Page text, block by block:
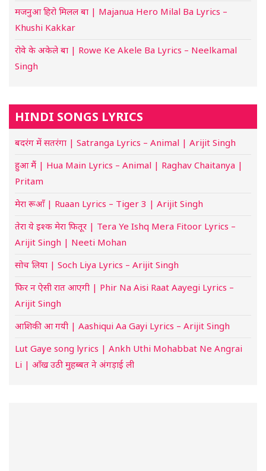
मजनुआ हिरो मिलल बा | Majanua Hero Milal Ba Lyrics –
Khushi Kakkar
रोवे के अकेले बा | Rowe Ke Akele Ba Lyrics – Neelkamal
Singh
HINDI SONGS LYRICS
बदरंग में सतरंगा | Satranga Lyrics – Animal | Arijit Singh
हुआ मैं | Hua Main Lyrics – Animal | Raghav Chaitanya |
Pritam
मेरा रूआँ | Ruaan Lyrics – Tiger 3 | Arijit Singh
तेरा ये इश्क मेरा फितूर | Tera Ye Ishq Mera Fitoor Lyrics –
Arijit Singh | Neeti Mohan
सोच लिया | Soch Liya Lyrics – Arijit Singh
फिर न ऐसी रात आएगी | Phir Na Aisi Raat Aayegi Lyrics –
Arijit Singh
आशिकी आ गयी | Aashiqui Aa Gayi Lyrics – Arijit Singh
Lut Gaye song lyrics | Ankh Uthi Mohabbat Ne Angrai
Li | आँख उठी मुहब्बत ने अंगड़ाई ली